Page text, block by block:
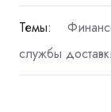
Темы:
службы